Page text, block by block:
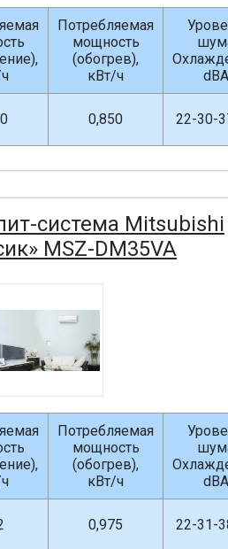
Потребляемая
мощность
(обогрев),
кВт/ч
dBA
0,850 22-30-
система Mitsubishi
MSZ-DM35VA
Потребляемая
мощность
(обогрев),
кВт/ч
dBA
0,975 22-31-